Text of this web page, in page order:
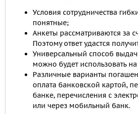
Условия сотрудничества
понятные;
Анкеты рассматриваются за
Поэтому ответ удастся
Универсальный способ
можно будет использовать
Различные варианты
оплата банковской картой,
банке, перечисления с
или через мобильный банк.